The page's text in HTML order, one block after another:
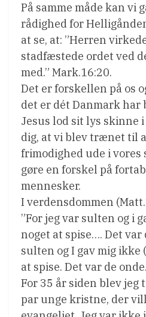
På samme måde kan vi
rådighed for
at se, at: ”Herren
stadfæstede ordet ved
med.” Mark.16:20.
Det er forskellen på os
det er dét Danmark har
Jesus lod sit lys skinne
dig, at vi blev trænet til
frimodighed ude i vores
gøre en forskel på
mennesker.
I verdensdommen
”For jeg var sulten og i
noget at spise…. Det var
sulten og I gav mig ikke
at spise. Det var de onde.
For 35 år siden blev jeg
par unge kristne, der